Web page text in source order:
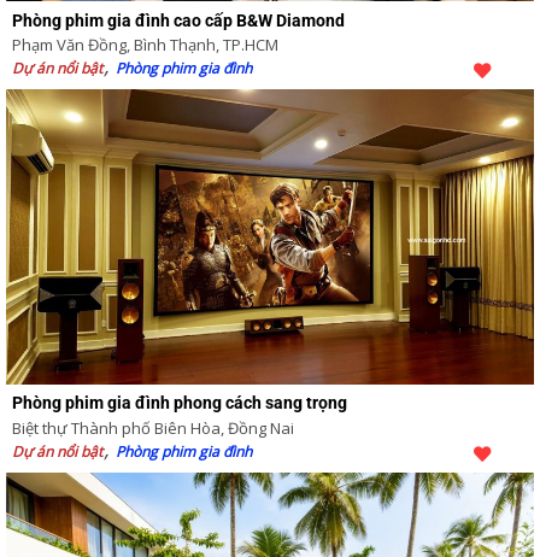
Phòng phim gia đình cao cấp B&W Diamond
Phạm Văn Đồng, Bình Thạnh, TP.HCM
Dự án nổi bật Phòng phim gia đình
Phòng phim gia đình phong cách sang trọng
Biệt thự Thành phố Biên Hòa, Đồng Nai
Dự án nổi bật Phòng phim gia đình